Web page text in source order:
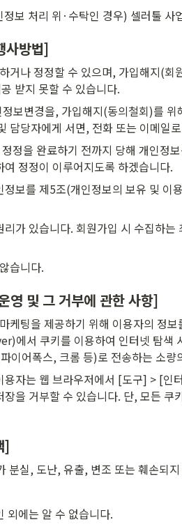
보 처리 위·수탁인 경우) 셀러툴
사방법]
나 정정할 수 있으며, 가입해지(
받지 못할 수 있습니다.
보변경을, 가입해지(동의철회)를
담당자에게 서면, 전화 또는 이메일
을 완료하기 전까지 당해 개인정
정정이 이루어지도록 하겠습니다.
보를 제5조(개인정보의 보유 및 이
가 있습니다. 회원가입 시 수집하
습니다.
영 및 그 거부에 관한 사항]
팅을 제공하기 위해 이용자의 정
서 쿠키를 이용하여 인터넷 탐색
이어폭스, 크롬 등)로 전송하는 소량
자는 웹 브라우저에서 [도구] > [
을 거부할 수 있습니다. 단, 모든
]
분실, 도난, 유출, 변조 또는 훼손되
외에는 알 수 없습니다.